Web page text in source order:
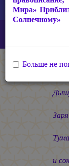
в
и
Мира»
Солнечному»
Больше не